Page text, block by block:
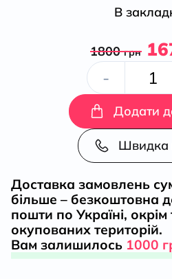
В
1800грн
-
Стилі
ар-
Додати
Швидка
Доставка замовлень
більше – безкоштовна
пошти по Україні,
окупованих територій.
Вам залишилось 1000